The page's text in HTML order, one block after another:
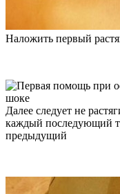
Наложить первый
Далее следует не
каждый последующий
предыдущий